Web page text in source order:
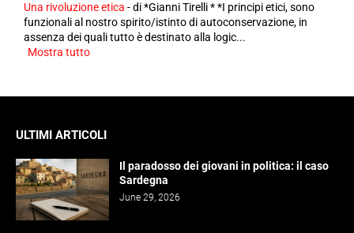
Una rivoluzione etica -di *Gianni Tirelli * *I principi etici, sono
funzionali al nostro spirito/istinto di autoconservazione, in
assenza dei quali tutto è destinato alla logic...
Mostra tutto
ULTIMI ARTICOLI
Il paradosso dei giovani in politica: il caso
Sardegna
June 29, 2026